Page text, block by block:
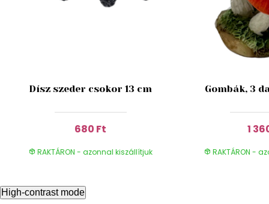
Dísz szeder csokor 13 cm
680 Ft
RAKTÁRON - azonnal kiszállítjuk
Gombák, 3
1
RAKTÁRON -
High-contrast mode